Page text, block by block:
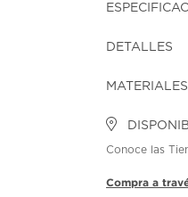
DETALLES
MATERIALES
Conoce las
Compra a